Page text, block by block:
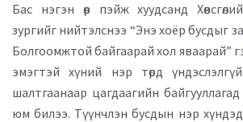
Бас нэгэн өөр пэйж хуудсанд
зургийг нийтэлснээ “Энэ хоёр бусдыг
Болгоомжтой байгаарай хол яваарай”
эмэгтэй хүний нэр төрд
шалтгаанаар цагдаагийн
юм билээ. Түүнчлэн бусдын нэр